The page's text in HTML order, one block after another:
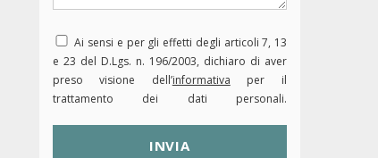
Ai sensi e per gli effetti degli articoli 7, 13
e 23 del D.Lgs. n. 196/2003, dichiaro di aver
preso visione dell’informativa per il
trattamento dei dati personali.